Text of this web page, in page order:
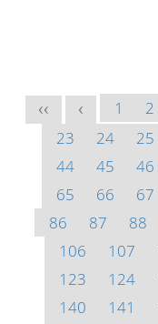
<< < 1 2
23
24 25
44
45 46
65
66 67
86
87 88
106
107
123
124
140
141